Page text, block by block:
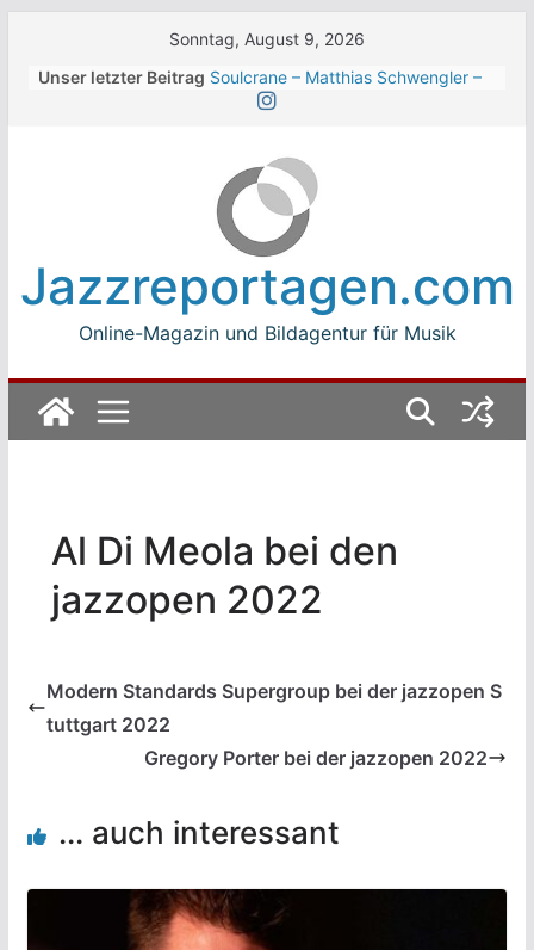
Sonntag, August 9, 2026
Unser letzter Beitrag Soulcrane – Matthias Schwengler –
Walter Trout Band beim Winterbach
Zeltspektakel 2026
The Cinelli Brothers beim
Winterbach Zeltspektakel 2026
Jean-Michel Jarre bei den jazz open
Modena auf der Piazza Roma 2026
Jazzreportagen.com
Online-Magazin und Bildagentur für Musik
Al Di Meola bei den
jazzopen 2022
Modern Standards Supergroup bei der jazzopen S
tuttgart 2022
Gregory Porter bei der jazzopen 2022
... auch interessant